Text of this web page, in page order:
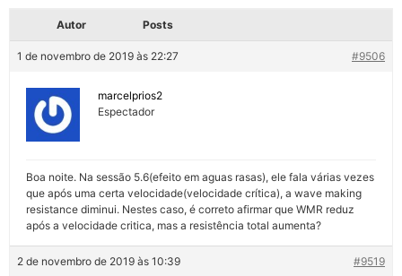
Autor Posts
1 de novembro de 2019 às 22:27 #9506
marcelprios2
Espectador
Boa noite. Na sessão 5.6(efeito em aguas rasas), ele fala várias vezes
que após uma certa velocidade(velocidade crítica), a wave making
resistance diminui. Nestes caso, é correto afirmar que WMR reduz
após a velocidade critica, mas a resistência total aumenta?
2 de novembro de 2019 às 10:39 #9519